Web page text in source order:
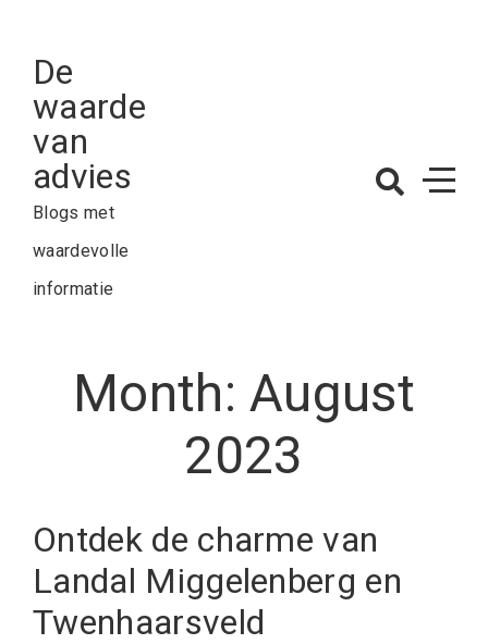
content
De
waarde
van
advies
Blogs met
waardevolle
informatie
Month:August
2023
Ontdek de charme van
Landal Miggelenberg en
Twenhaarsveld